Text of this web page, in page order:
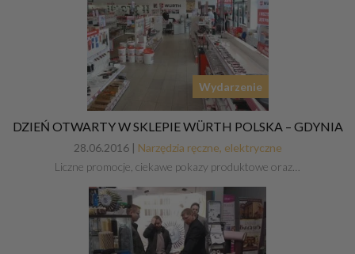
Wydarzenie
DZIEŃ OTWARTY W SKLEPIE WÜRTH POLSKA – GDYNIA
28.06.2016 | Narzędzia ręczne, elektryczne
Liczne promocje, ciekawe pokazy produktowe oraz…